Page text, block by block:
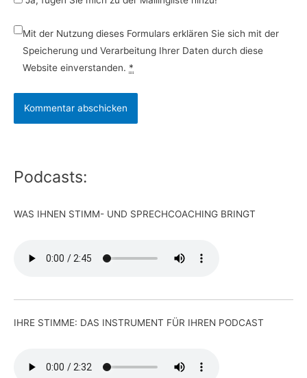
Mit der Nutzung dieses Formulars erklären Sie sich mit der
Speicherung und Verarbeitung Ihrer Daten durch diese
Website einverstanden. *
Podcasts:
WAS IHNEN STIMM- UND SPRECHCOACHING BRINGT
IHRE STIMME: DAS INSTRUMENT FÜR IHREN PODCAST